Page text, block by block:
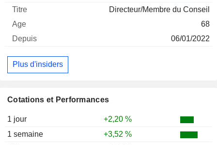
Cotations et Performances
1 jour
+2,20 %
1 semaine
+3,52 %
Directeur/Membre du Conseil
68
06/01/2022
Plus d'insiders